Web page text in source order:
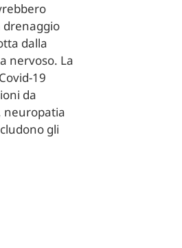
drenaggio
dalla
nervoso. La
19
da
neuropatia
gli